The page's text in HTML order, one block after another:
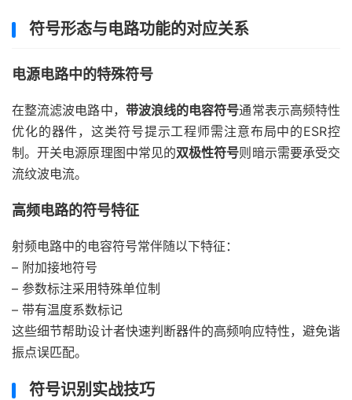
符号形态与电路功能的对应关系
电源电路中的特殊符号
在整流滤波电路中， 带波浪线的电容符号通常表示高频特性
优化的器件，这类符号提示工程师需注意布局中的ESR控
制。开关电源原理图中常见的双极性符号则暗示需要承受交
流纹波电流。
高频电路的符号特征
射频电路中的电容符号常伴随以下特征：
– 附加接地符号
– 参数标注采用特殊单位制
– 带有温度系数标记
这些细节帮助设计者快速判断器件的高频响应特性，避免谐
振点误匹配。
符号识别实战技巧